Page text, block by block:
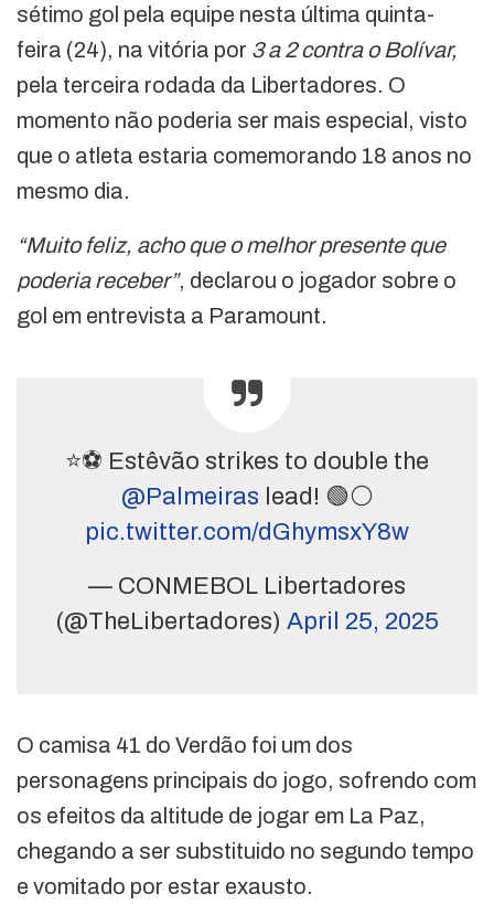
sétimo gol pela equipe nesta última quinta-
feira (24), na vitória por 3 a 2 contra o Bolívar,
pela terceira rodada da Libertadores. O
momento não poderia ser mais especial, visto
que o atleta estaria comemorando 18 anos no
mesmo dia.
“Muito feliz, acho que o melhor presente que
poderia receber”, declarou o jogador sobre o
gol em entrevista a Paramount.
⭐⚽ Estêvão strikes to double the
@Palmeiras lead! 🟢⚪
pic.twitter.com/dGhymsxY8w
— CONMEBOL Libertadores
(@TheLibertadores) April 25, 2025
O camisa 41 do Verdão foi um dos
personagens principais do jogo, sofrendo com
os efeitos da altitude de jogar em La Paz,
chegando a ser substituido no segundo tempo
e vomitado por estar exausto.